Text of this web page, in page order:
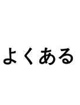
くある